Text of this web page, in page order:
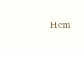
Hem